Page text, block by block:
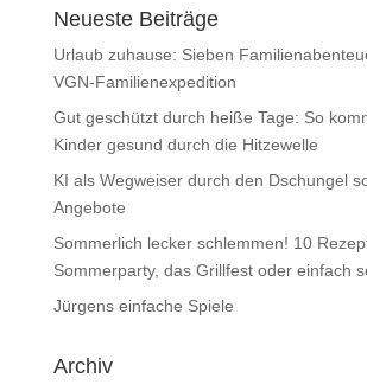
Neueste Beiträge
Urlaub zuhause: Sieben
VGN-Familienexpedition
Gut geschützt durch heiße Tage: So
Kinder gesund durch die Hitzewelle
KI als Wegweiser durch den Dschungel
Angebote
Sommerlich lecker schlemmen! 10
Sommerparty, das Grillfest oder einfach
Jürgens einfache Spiele
Archiv